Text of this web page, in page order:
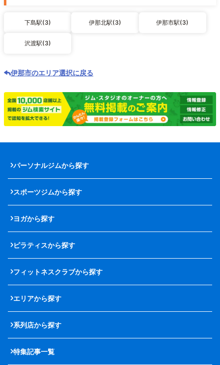
下島駅(3) 伊那北駅(3) 伊那市駅(3)
沢渡駅(3)
伊那市のエリア選択に戻る
パーソナルジムから探す
スポーツジムから探す
ヨガから探す
ピラティスから探す
フィットネスクラブから探す
エリアから探す
系列店から探す
特集記事一覧